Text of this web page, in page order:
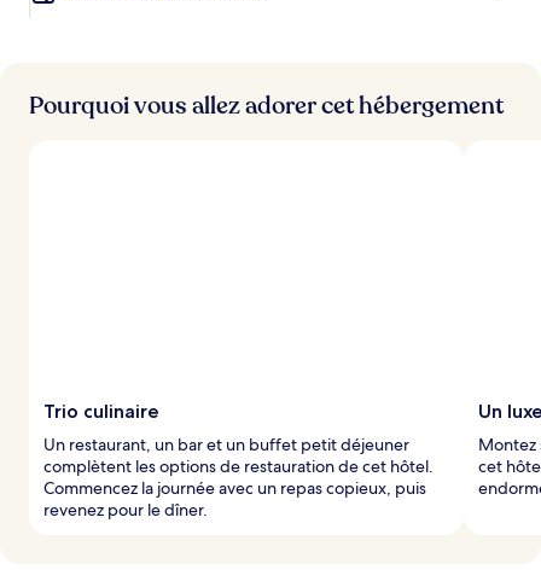
e
u
v
Pourquoi vous allez adorer cet hébergement
Trio culinaire
Un restaurant, un bar et un buffet petit déjeuner
complètent les options de restauration de cet hôtel.
Commencez la journée avec un repas copieux, puis
revenez pour le dîner.
Un
Montez
cet